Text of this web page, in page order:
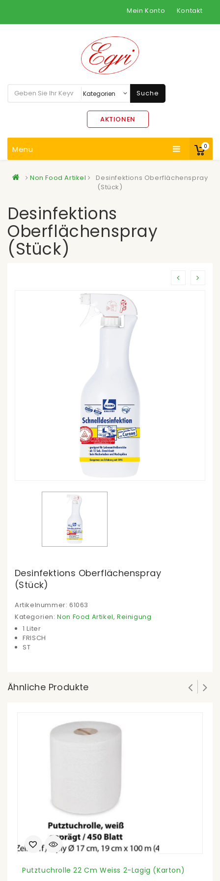
Mein Konto Kontakt
0
Suche
AKTIONEN
Menu
Non Food Artikel
Desinfektions Oberflächenspray
(Stück)
Desinfektions
Oberflächenspray
(Stück)
Desinfektions Oberflächenspray
(Stück)
Artikelnummer: 61063
Kategorien:Non Food Artikel,Reinigung
1 Liter
FRISCH
ST
Ähnliche Produkte
Putztuchrolle 22 Cm Weiss 2-Lagig (Karton)